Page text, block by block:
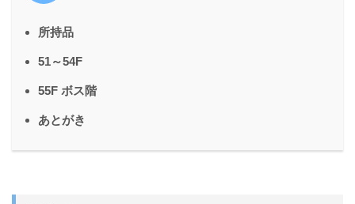
所持品
51～54F
55F ボス階
あとがき